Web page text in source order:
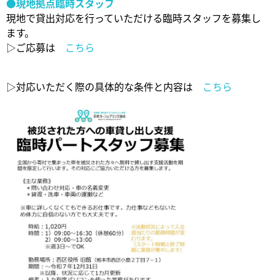
●現地拠点臨時スタッフ
現地で貸出対応を行っていただける臨時スタッフを募集し
ます。
▷ご応募は こちら
▷対応いただく際の具体的な条件と内容は こちら